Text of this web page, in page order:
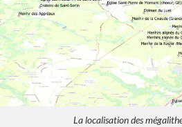
La localisation des